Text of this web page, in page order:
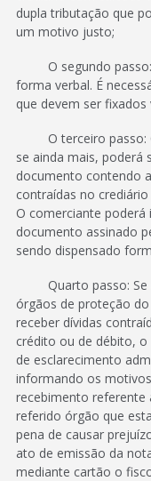
dupla tributação que
um motivo justo;
O segundo passo:
forma verbal. É
que devem ser
O terceiro passo:
se ainda mais, poderá
documento contendo
contraídas no
O comerciante poderá
documento assinado
sendo dispensado
Quarto passo: Se
órgãos de proteção
receber dívidas
crédito ou de débito,
de esclarecimento
informando os
recebimento referente
referido órgão que
pena de causar
ato de emissão da
mediante cartão o